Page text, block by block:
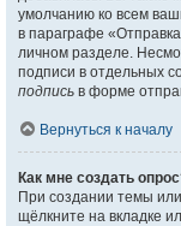
умолчанию ко всем
в параграфе
личном разделе.
подписи в отдельных
подпись в форме
Вернуться к началу
Как мне создать
При создании темы
щёлкните на вкладке